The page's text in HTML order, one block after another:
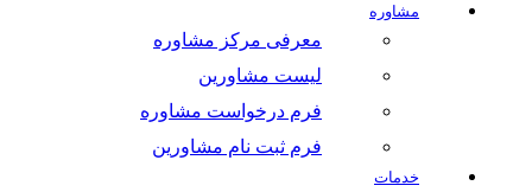
مشاوره
معرفی مرکز مشاوره
لیست مشاورین
فرم درخواست مشاوره
فرم ثبت نام مشاورین
خدمات